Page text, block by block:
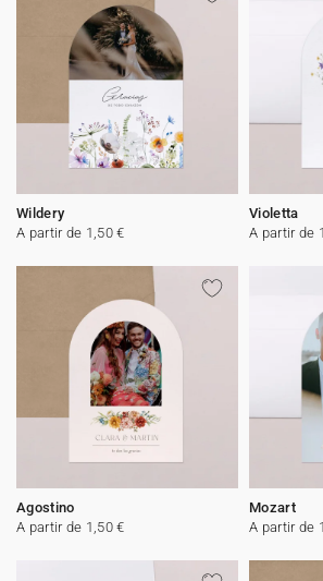
Wildery
A partir de 1,50 €
Violetta
A partir de
Agostino
A partir de 1,50 €
Mozart
A partir de